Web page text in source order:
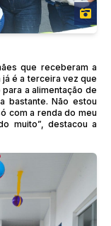
que receberam a
é a terceira vez que
a alimentação de
bastante. Não estou
com a renda do meu
muito”, destacou a